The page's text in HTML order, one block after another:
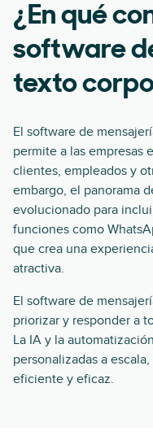
¿En qué
software
texto
El software de
permite a las empresas
clientes, empleados y
embargo, el panorama
evolucionado para
funciones como
que crea una
atractiva.
El software de
priorizar y responder a
La IA y la
personalizadas a
eficiente y eficaz.